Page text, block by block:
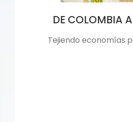
DE COLOMBIA
Tejiendo economías